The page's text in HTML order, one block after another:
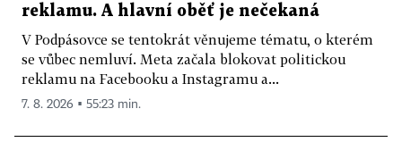
reklamu. A hlavní oběť je nečekaná
V Podpásovce se tentokrát věnujeme tématu, o kterém
se vůbec nemluví. Meta začala blokovat politickou
reklamu na Facebooku a Instagramu a...
7. 8. 2026 ▪ 55:23 min.